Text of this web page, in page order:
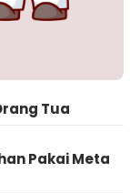
Tua
Pakai Meta